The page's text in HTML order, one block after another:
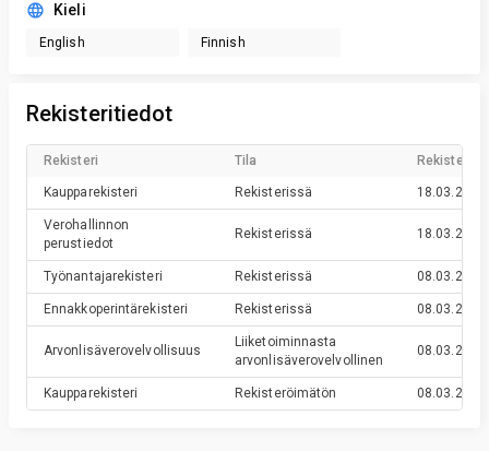
Kieli
English Finnish
Rekisteritiedot
Rekisteri Tila
Kaupparekisteri Rekisterissä 18.03.2019
Verohallinnon
perustiedot
Rekisterissä 18.03.2019
Työnantajarekisteri Rekisterissä 08.03.2019
Ennakkoperintärekisteri Rekisterissä 08.03.2019
Arvonlisäverovelvollisuus
Liiketoiminnasta
arvonlisäverovelvollinen
08.03.2019
Kaupparekisteri Rekisteröimätön 08.03.2019